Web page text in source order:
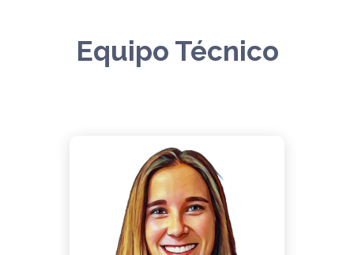
Equipo Técnico
Henar Castaño
Martín